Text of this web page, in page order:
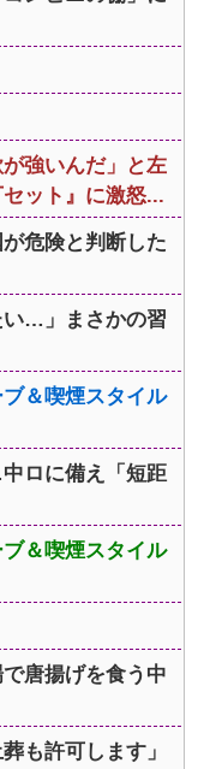
が強いんだ」と左
ット』に激怒...
危険と判断した
い…」まさかの習
＆喫煙スタイル
ロに備え「短距
＆喫煙スタイル
唐揚げを食う中
も許可します」